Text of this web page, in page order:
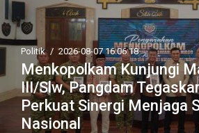
Politik / 2026-08-07 16:06:18
Menkopolkam Kunjungi
III/Slw, Pangdam
Perkuat Sinergi Menjaga
Nasional